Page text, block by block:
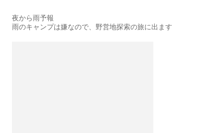
夜から雨予報
雨のキャンプは嫌なので、野営地探索の旅に出ます